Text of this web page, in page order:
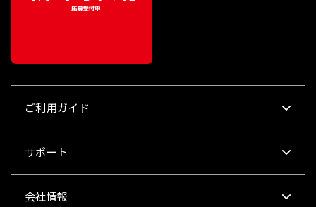
ご利用ガイド
サポート
会社情報